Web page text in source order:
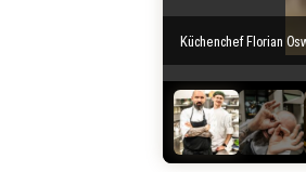
Küchenchef Florian